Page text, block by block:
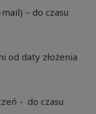
– do czasu
od daty złożenia
- do czasu